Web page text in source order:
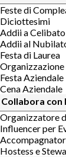
Feste di
Diciottesimi
Addii a Celibato
Addii al
Festa di Laurea
Organizzazione
Festa Aziendale
Cena Aziendale
Collabora con
Organizzatore
Influencer per
Hostess e